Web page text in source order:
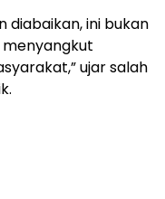
diabaikan, ini bukan
menyangkut
ujar salah